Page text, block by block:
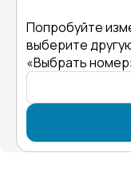
Попробуйте
выберите
«Выбрать